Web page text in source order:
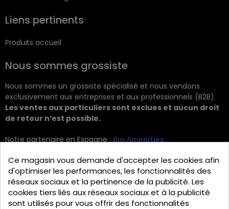
Liens pertinents
Produits accueil
Nous sommes grossiste
Nous sommes un grossiste spécialisé et nous vendons
exclusivement aux entreprises et aux professionnels (B2B).
Les ventes aux particuliers sont exclues et aucun droit
de retour n’est possible.
Notre partenaire en Espagne : Bio Amenities
Kontakt
JRG Trading GmbH
Zietenstr. 9
Ce magasin vous demande d'accepter les cookies afin
d'optimiser les performances, les fonctionnalités des
réseaux sociaux et la pertinence de la publicité. Les
cookies tiers liés aux réseaux sociaux et à la publicité
sont utilisés pour vous offrir des fonctionnalités